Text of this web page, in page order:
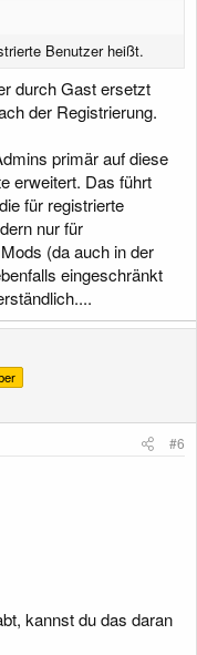
Benutzer heißt.
durch Gast ersetzt
der Registrierung.
primär auf diese
erweitert. Das führt
für registrierte
nur für
(da auch in der
eingeschränkt
#6
kannst du das daran